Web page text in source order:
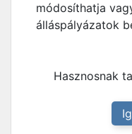
módosíthatja
álláspályázatok
Hasznosnak